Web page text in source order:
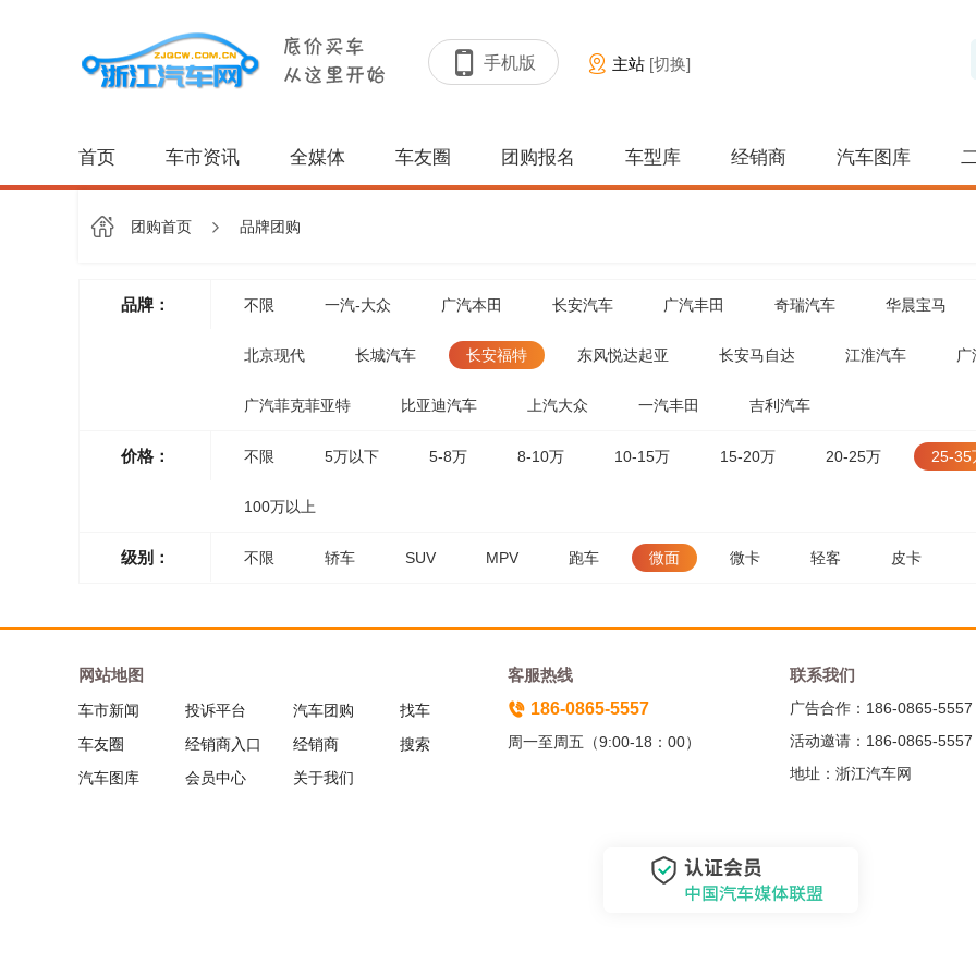
手机版 主站 [切换]
首页 车市资讯 全媒体 车友圈 团购报名 车型库 经销商 汽车图库
团购首页 品牌团购
品牌： 不限 一汽-大众 广汽本田 长安汽车 广汽丰田 奇瑞汽车 华晨宝马
北京现代 长城汽车 长安福特 东风悦达起亚 长安马自达 江淮汽车 广
广汽菲克菲亚特 比亚迪汽车 上汽大众 一汽丰田 吉利汽车
价格： 不限 5万以下 5-8万 8-10万 10-15万 15-20万 20-25万 25-35
100万以上
级别： 不限 轿车 SUV MPV 跑车 微面 微卡 轻客 皮卡
网站地图
车市新闻 投诉平台 汽车团购
找车
车友圈
经销商入口 经销商
搜索
汽车图库
会员中心 关于我们
客服热线
186-0865-5557
周一至周五（9:00-18：00）
联系我们
广告合作：186-0865-5557
活动邀请：186-0865-5557
地址：浙江汽车网